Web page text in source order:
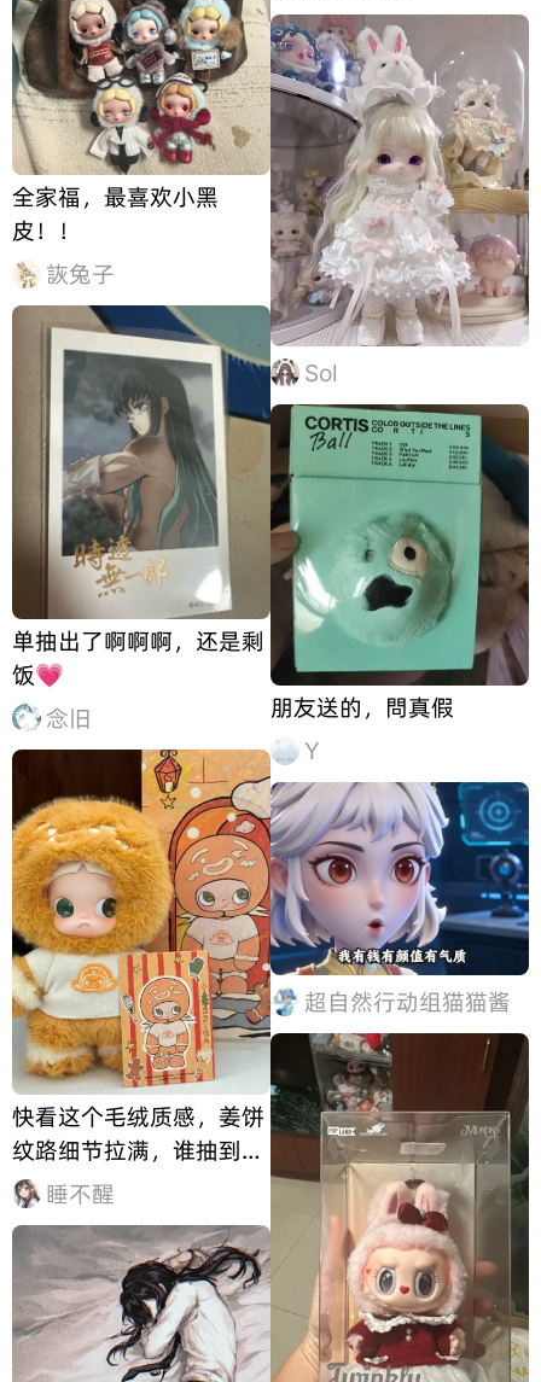
全家福，最喜欢小黑
皮！！
詼兔子
单抽出了啊啊啊，还是剩
饭💗
念旧
快看这个毛绒质感，姜饼
纹路细节拉满，谁抽到谁
幸福！睡不醒
Sol
朋友送的，問真假
Y
超自然行动组猫猫酱